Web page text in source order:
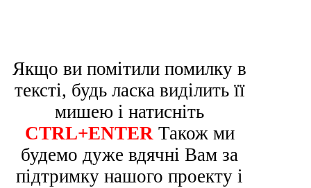
Якщо ви помітили помилку в
тексті, будь ласка виділить її
мишею і натисніть
CTRL+ENTER Також ми
будемо дуже вдячні Вам за
підтримку нашого проекту і